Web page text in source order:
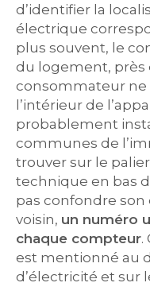
d’identifier la
électrique
plus souvent, le
du logement, près
consommateur ne
l’intérieur de
probablement
communes de
trouver sur le
technique en bas
pas confondre
voisin, un numéro
chaque compteur.
est mentionné au
d’électricité et sur